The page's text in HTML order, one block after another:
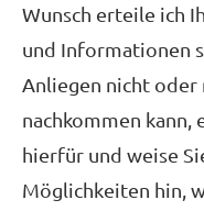
Wunsch erteile ich
und Informationen
Anliegen nicht
nachkommen kann,
hierfür und weise
Möglichkeiten hin,